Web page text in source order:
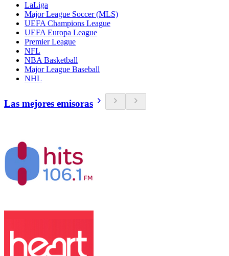
LaLiga
Major League Soccer (MLS)
UEFA Champions League
UEFA Europa League
Premier League
NFL
NBA Basketball
Major League Baseball
NHL
Las mejores emisoras